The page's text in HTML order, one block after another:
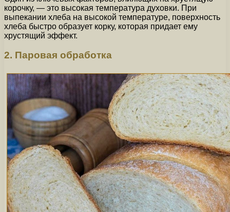
корочку, — это высокая температура духовки. При
выпекании хлеба на высокой температуре, поверхность
хлеба быстро образует корку, которая придает ему
хрустящий эффект.
2. Паровая обработка